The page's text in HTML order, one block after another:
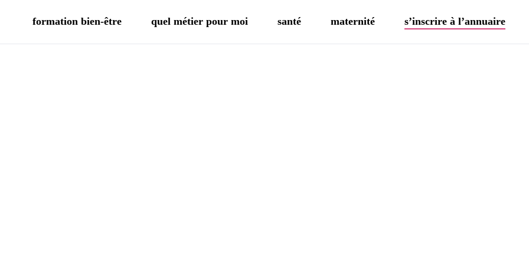
formation bien-être quel métier pour moi santé maternité s’inscrire à l’annuaire